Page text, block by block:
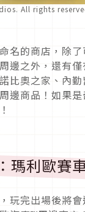
All rights
名的商店，除
邊之外，還有
比奧之家、內
邊商品！如果
瑪利歐賽
玩完出場後將